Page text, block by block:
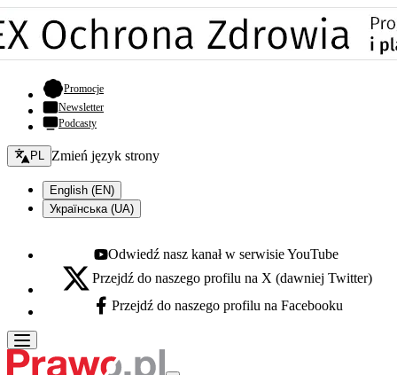
Promocje- otwiera się w nowej karcie
Newsletter
Podcasty
Zmień język - bieżący:
PL Zmień język strony
English (EN)
Українська (UA)
Youtube - otwiera się w nowej karcie
Odwiedź nasz kanał w serwisie YouTube
X - otwiera się w nowej karcie
Przejdź do naszego profilu na X (dawniej Twitter)
Facebook - otwiera się w nowej karcie
Przejdź do naszego profilu na Facebooku